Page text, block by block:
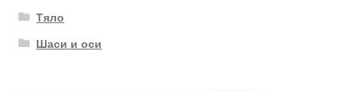
Тяло
Шаси и оси